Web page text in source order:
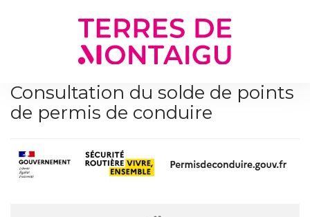
Consultation du solde de points
de permis de conduire